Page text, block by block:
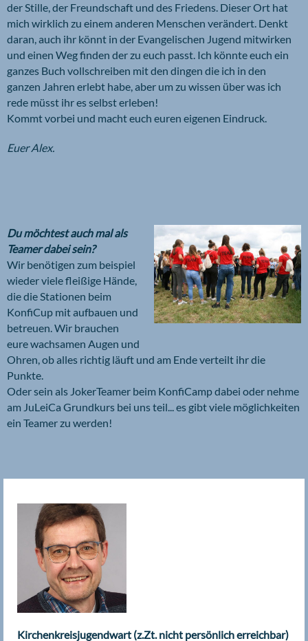
der Stille, der Freundschaft und des Friedens. Dieser Ort hat
mich wirklich zu einem anderen Menschen verändert. Denkt
daran, auch ihr könnt in der Evangelischen Jugend mitwirken
und einen Weg finden der zu euch passt. Ich könnte euch ein
ganzes Buch vollschreiben mit den dingen die ich in den
ganzen Jahren erlebt habe, aber um zu wissen über was ich
rede müsst ihr es selbst erleben!
Kommt vorbei und macht euch euren eigenen Eindruck.
Euer Alex.
Du möchtest auch mal als
Teamer dabei sein?
Wir benötigen zum beispiel
wieder viele fleißige Hände,
die die Stationen beim
KonfiCup mit aufbauen und
betreuen. Wir brauchen
eure wachsamen Augen und
Ohren, ob alles richtig läuft und am Ende verteilt ihr die
Punkte.
Oder sein als JokerTeamer beim KonfiCamp dabei oder nehme
am JuLeiCa Grundkurs bei uns teil... es gibt viele möglichkeiten
ein Teamer zu werden!
Kirchenkreisjugendwart (z.Zt. nicht persönlich erreichbar)